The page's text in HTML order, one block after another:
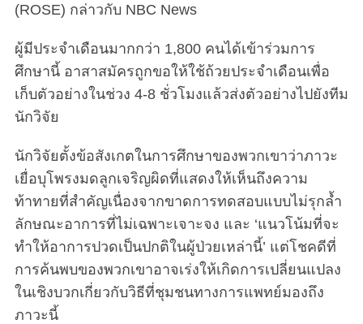
(ROSE) กล่าวกับ NBC News
ผู้มีประจำเดือนมากกว่า 1,800 คนได้เข้าร่วมการ
ศึกษานี้ อาสาสมัครถูกขอให้ใช้ถ้วยประจำเดือนเพื่อ
เก็บตัวอย่างในช่วง 4-8 ชั่วโมงแล้วส่งตัวอย่างไปยังทีม
นักวิจัย
นักวิจัยตั้งข้อสังเกตในการศึกษาของพวกเขาว่าภาวะ
เยื่อบุโพรงมดลูกเจริญผิดที่แสดงให้เห็นถึงความ
ท้าทายที่สำคัญเนื่องจากขาดการทดสอบแบบไม่รุกล้ำ
ลักษณะอาการที่ไม่เฉพาะเจาะจง และ ‘แนวโน้มที่จะ
ทำให้อาการปวดเป็นปกติในผู้ป่วยเหล่านี้’ แต่โชคดีที่
การค้นพบของพวกเขาอาจเร่งให้เกิดการเปลี่ยนแปลง
ในเชิงบวกเกี่ยวกับวิธีที่ชุมชนทางการแพทย์มองถึง
ภาวะนี้